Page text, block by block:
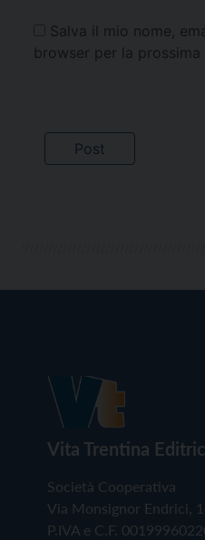
Salva il mio nome,
browser per la
Vita Trentina
Società Cooperativa
Via Monsignor Endrici,
P.IVA e C.F.